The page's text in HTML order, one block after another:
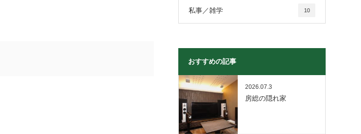
私事／雑学 10
おすすめの記事
2026.07.3
房総の隠れ家